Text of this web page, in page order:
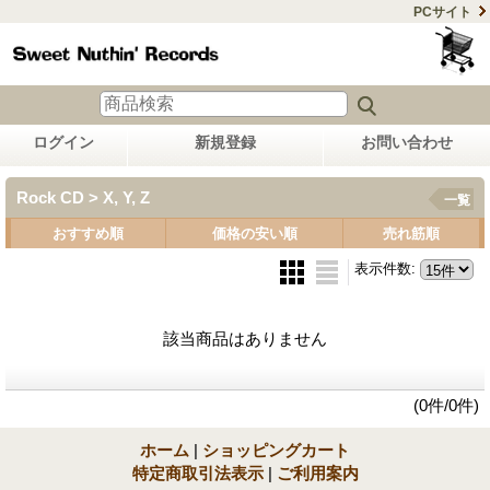
PCサイト
ログイン 新規登録 お問い合わせ
Rock CD > X, Y, Z 一覧
おすすめ順 価格の安い順 売れ筋順
表示件数:
該当商品はありません
(0件/0件)
ホーム | ショッピングカート
特定商取引法表示 | ご利用案内